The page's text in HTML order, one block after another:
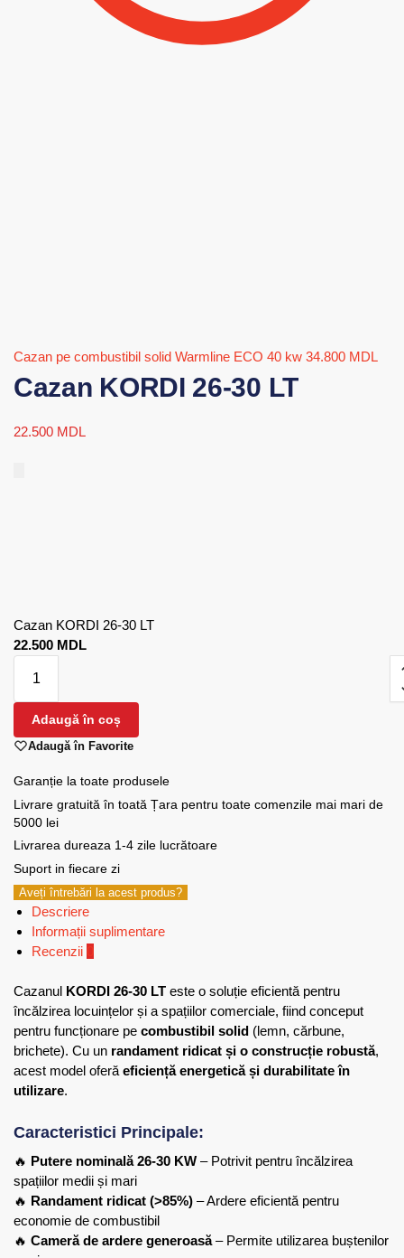
Cazan pe combustibil solid Warmline ECO 40 kw 34.800 MDL
Cazan KORDI 26-30 LT
22.500 MDL
Cazan KORDI 26-30 LT
22.500 MDL
Adaugă în coș
Adaugă în Favorite
Garanție la toate produsele
Livrare gratuită în toată Țara pentru toate comenzile mai mari de
5000 lei
Livrarea dureaza 1-4 zile lucrătoare
Suport in fiecare zi
Aveți întrebări la acest produs?
Descriere
Informații suplimentare
Recenzii
Cazanul KORDI 26-30 LT este o soluție eficientă pentru
încălzirea locuințelor și a spațiilor comerciale, fiind conceput
pentru funcționare pe combustibil solid (lemn, cărbune,
brichete). Cu un randament ridicat și o construcție robustă,
acest model oferă eficiență energetică și durabilitate în
utilizare.
Caracteristici Principale:
🔥 Putere nominală 26-30 KW – Potrivit pentru încălzirea
spațiilor medii și mari
🔥 Randament ridicat (>85%) – Ardere eficientă pentru
economie de combustibil
🔥 Cameră de ardere generoasă– Permite utilizarea buștenilor